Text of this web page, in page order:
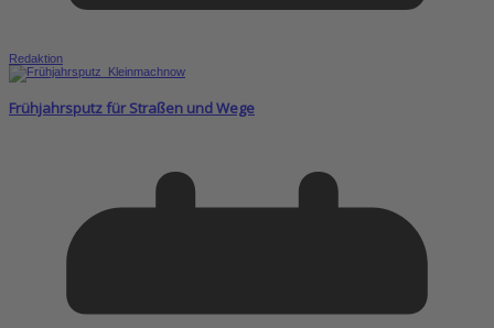
Redaktion
Frühjahrsputz für Straßen und Wege